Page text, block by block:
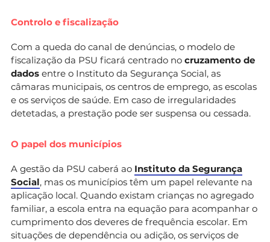
Controlo e fiscalização
Com a queda do canal de denúncias, o modelo de
fiscalização da PSU ficará centrado no cruzamento de
dados entre o Instituto da Segurança Social, as
câmaras municipais, os centros de emprego, as escolas
e os serviços de saúde. Em caso de irregularidades
detetadas, a prestação pode ser suspensa ou cessada.
O papel dos municípios
A gestão da PSU caberá ao Instituto da Segurança
Social, mas os municípios têm um papel relevante na
aplicação local. Quando existam crianças no agregado
familiar, a escola entra na equação para acompanhar o
cumprimento dos deveres de frequência escolar. Em
situações de dependência ou adição, os serviços de